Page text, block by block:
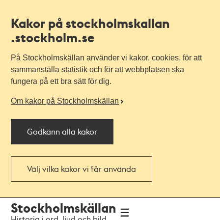
Kakor på stockholmskallan
.stockholm.se
På Stockholmskällan använder vi kakor, cookies, för att
sammanställa statistik och för att webbplatsen ska
fungera på ett bra sätt för dig.
Om kakor på Stockholmskällan
Godkänn alla kakor
Välj vilka kakor vi får använda
navigationen
huvudinnehållet
Stockholmskällan